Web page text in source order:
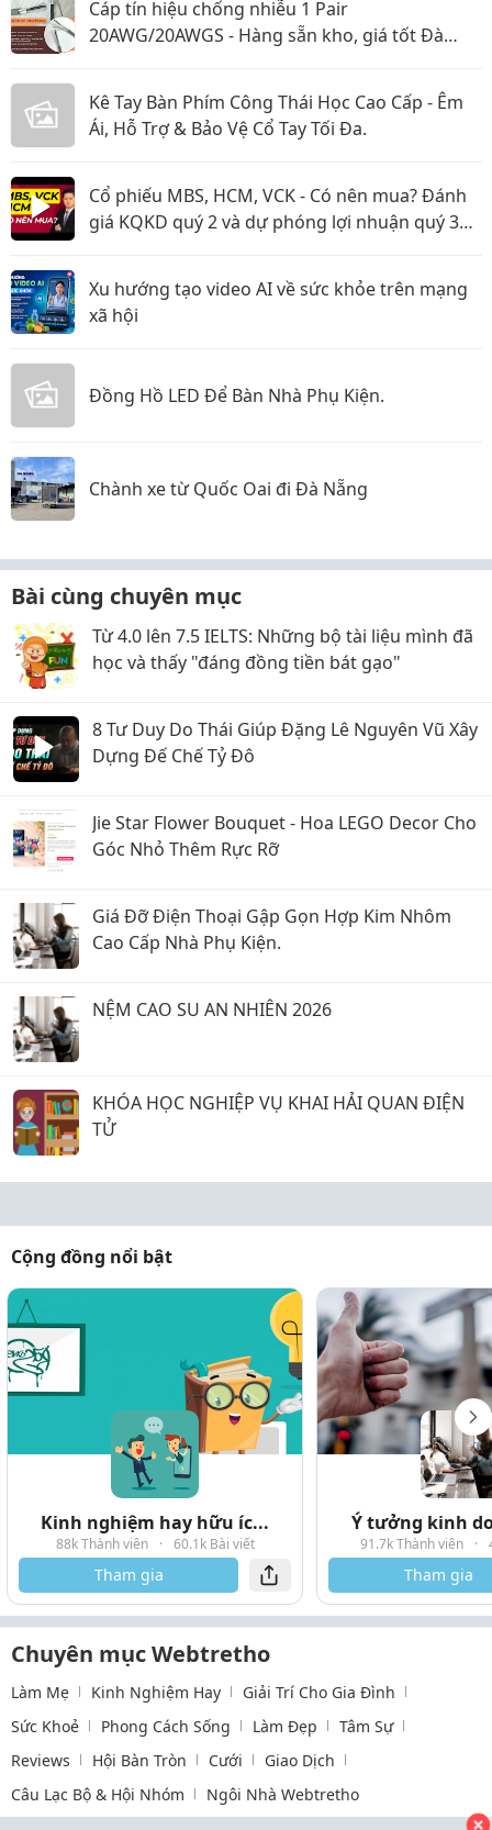
Cáp tín hiệu chống nhiễu 1 Pair
20AWG/20AWGS - Hàng sẵn kho, giá tốt Đà
Kê Tay Bàn Phím Công Thái Học Cao Cấp - Êm
Ái, Hỗ Trợ & Bảo Vệ Cổ Tay Tối Đa.
Cổ phiếu MBS, HCM, VCK - Có nên mua? Đánh
giá KQKD quý 2 và dự phóng lợi nhuận quý 3
Xu hướng tạo video AI về sức khỏe trên mạng
xã hội
Đồng Hồ LED Để Bàn Nhà Phụ Kiện.
Chành xe từ Quốc Oai đi Đà Nẵng
Bài cùng chuyên mục
Từ 4.0 lên 7.5 IELTS: Những bộ tài liệu mình đã
học và thấy "đáng đồng tiền bát gạo"
8 Tư Duy Do Thái Giúp Đặng Lê Nguyên Vũ Xây
Dựng Đế Chế Tỷ Đô
Jie Star Flower Bouquet - Hoa LEGO Decor Cho
Góc Nhỏ Thêm Rực Rỡ
Giá Đỡ Điện Thoại Gập Gọn Hợp Kim Nhôm
Cao Cấp Nhà Phụ Kiện.
NỆM CAO SU AN NHIÊN 2026
KHÓA HỌC NGHIỆP VỤ KHAI HẢI QUAN ĐIỆN
TỬ
Cộng đồng nổi bật
Kinh nghiệm hay hữu íc...
88k Thành viên · 60.1k Bài viết
Tham gia
Ý tưởng kinh
91.7k Thành viên ·
Tham gia
Chuyên mục Webtretho
Làm Mẹ Kinh Nghiệm Hay
Giải Trí Cho Gia Đình
Sức Khoẻ
Phong Cách Sống Làm Đẹp
Tâm Sự
Reviews
Hội Bàn Tròn Cưới
Giao Dịch
Câu Lạc Bộ & Hội Nhóm
Ngôi Nhà Webtretho